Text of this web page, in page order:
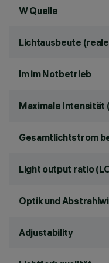
W Quelle
Lichtausbeute
lm im Notbetrieb
Maximale Intensität
Gesamtlichtstrom
Light output ratio
Optik und
Adjustability